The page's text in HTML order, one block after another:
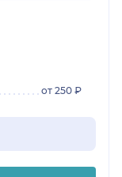
от 250 ₽